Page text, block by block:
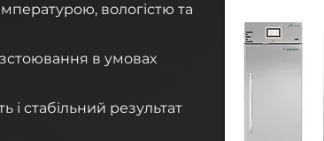
вологістю та
в умовах
і стабільний результат